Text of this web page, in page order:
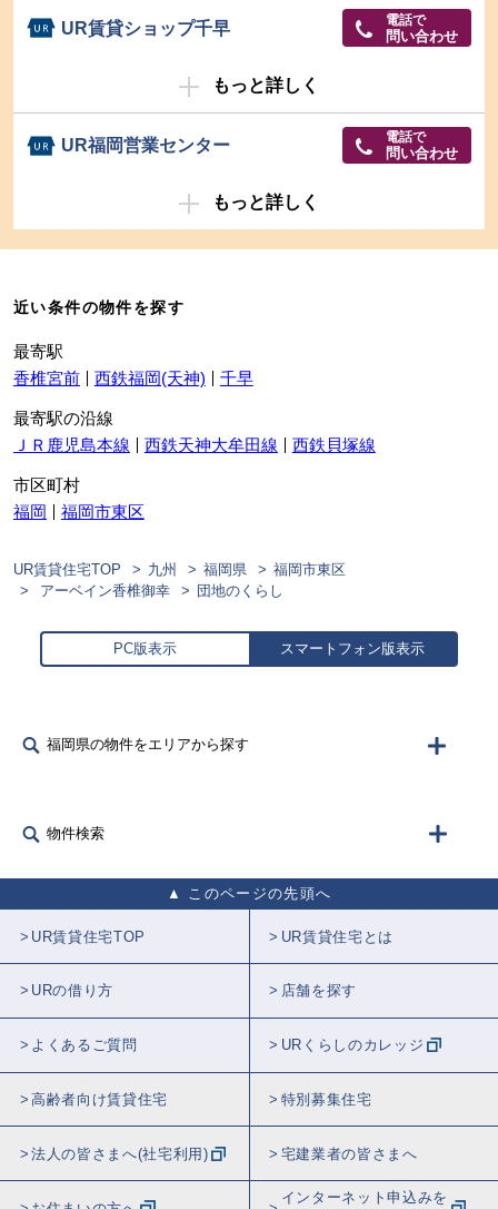
UR賃貸ショップ千早 電話で
問い合わせ
もっと詳しく
UR福岡営業センター 電話で
問い合わせ
もっと詳しく
近い条件の物件を探す
最寄駅
香椎宮前
西鉄福岡(天神) 千早
最寄駅の沿線
ＪＲ鹿児島本線
西鉄天神大牟田線 西鉄貝塚線
市区町村
福岡
福岡市東区
UR賃貸住宅TOP 九州 福岡県
福岡市東区
アーベイン香椎御幸
団地のくらし
PC版表示 スマートフォン版表示
福岡県の物件をエリアから探す
物件検索
このページの先頭へ
UR賃貸住宅TOP UR賃貸住宅とは
URの借り方 店舗を探す
よくあるご質問 URくらしのカレッジ
高齢者向け賃貸住宅 特別募集住宅
法人の皆さまへ(社宅利用) 宅建業者の皆さまへ
インターネット申込みを